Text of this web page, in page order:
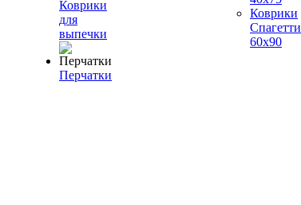
Коврики
для
выпечки
Перчатки
Коврики
Спагетти
60х90